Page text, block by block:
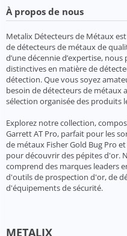
À propos de nous
Metalix Détecteurs de Métaux
de détecteurs de métaux de
d’une décennie d’expertise,
distinctives en matière de
détection. Que vous soyez
besoin de détecteurs de métaux
sélection organisée des produits
Explorez notre collection,
Garrett AT Pro, parfait pour les
de métaux Fisher Gold Bug Pro
pour découvrir des pépites d'or.
comprend des marques leaders
d'outils de prospection d'or, de
d'équipements de sécurité.
METALIX